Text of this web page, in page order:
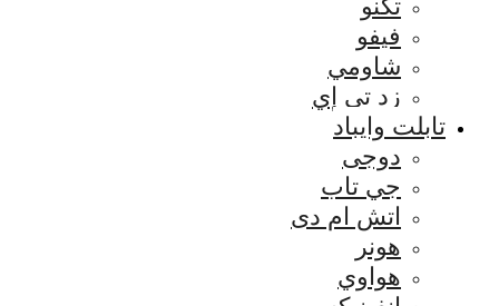
تكنو
فيفو
شاومي
زد تي إي
تابلت وايباد
دوجى
جي تاب
اتش ام دى
هونر
هواوي